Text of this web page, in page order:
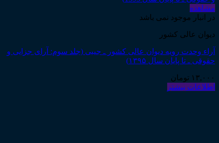
مشاهده
در انبار موجود نمی باشد
دیوان عالی کشور
آراء وحدت رویه دیوان عالی کشور ـ جیبی (جلد سوم: آرای جزایی و
حقوقی ـ تا پایان سال ۱۳۹۵)
۱۳,۰۰۰ تومان
اطلاعات بیشتر